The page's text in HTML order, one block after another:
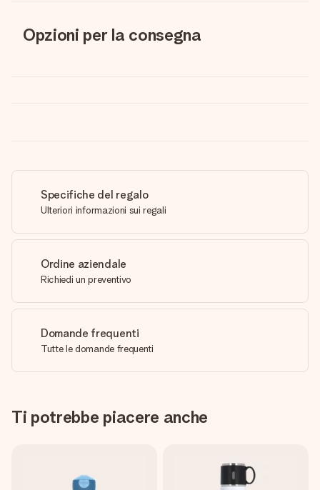
Opzioni per la consegna
Specifiche del regalo
Ulteriori informazioni sui regali
Ordine aziendale
Richiedi un preventivo
Domande frequenti
Tutte le domande frequenti
Ti potrebbe piacere anche